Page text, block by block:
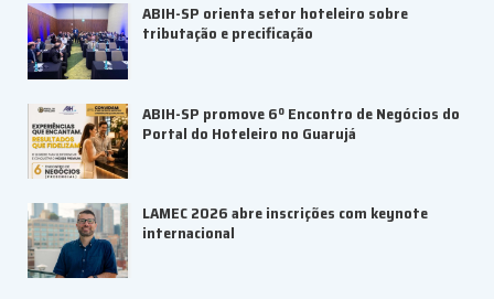
ABIH-SP orienta setor hoteleiro sobre
tributação e precificação
ABIH-SP promove 6º Encontro de Negócios do
Portal do Hoteleiro no Guarujá
LAMEC 2026 abre inscrições com keynote
internacional